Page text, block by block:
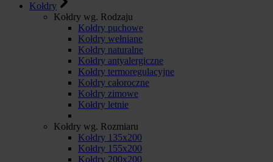
Kołdry
Kołdry wg. Rodzaju
Kołdry puchowe
Kołdry wełniane
Kołdry naturalne
Kołdry antyalergiczne
Kołdry termoregulacyjne
Kołdry całoroczne
Kołdry zimowe
Kołdry letnie
Kołdry wg. Rozmiaru
Kołdry 135x200
Kołdry 155x200
Kołdry 200x200